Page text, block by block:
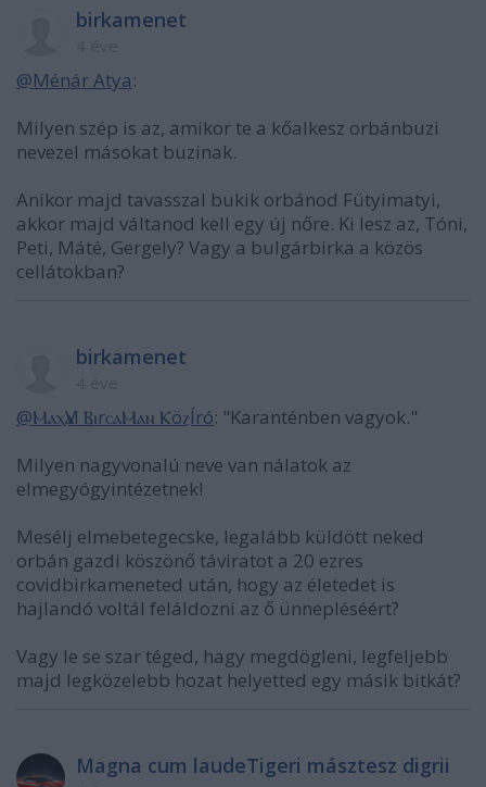
birkamenet
@Ménár Atya:
Milyen szép is az, amikor te a kőalkesz orbánbuzi
nevezel másokat buzinak.
Anikor majd tavasszal bukik orbánod Fütyimatyi,
akkor majd váltanod kell egy új nőre. Ki lesz az, Tóni,
Peti, Máté, Gergely? Vagy a bulgárbirka a közös
cellátokban?
birkamenet
@ⲘⲁⲭѴⲁl ⲂⲓrⲥⲁⲘⲁⲛ ⲔöⲍÍró: "Karanténben vagyok."
Milyen nagyvonalú neve van nálatok az
elmegyógyintézetnek!
Mesélj elmebetegecske, legalább küldött neked
orbán gazdi köszönő táviratot a 20 ezres
covidbirkameneted után, hogy az életedet is
hajlandó voltál feláldozni az ő ünnepléséért?
Vagy le se szar téged, hagy megdögleni, legfeljebb
majd legközelebb hozat helyetted egy másik bitkát?
Magna cum laudeTigeri másztesz digrii